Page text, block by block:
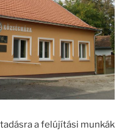
a felújítási munkák